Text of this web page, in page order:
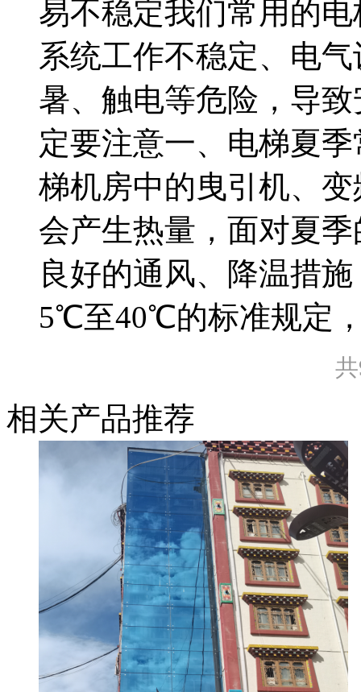
易不稳定我们常用的
系统工作不稳定、电
暑、触电等危险，导
定要注意一、电梯夏
梯机房中的曳引机、
会产生热量，面对夏
良好的通风、降温措
5℃至40℃的标准规定
相关产品推荐